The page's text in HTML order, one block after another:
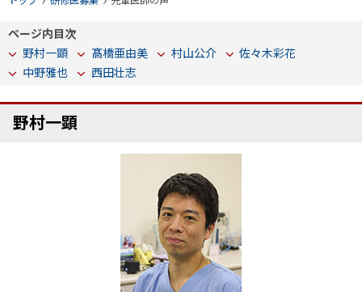
位
置
の
階
層
ページ内目次
野村一顕
髙橋亜由美 村山公介
佐々木彩花
中野雅也
西田壮志
野村一顕